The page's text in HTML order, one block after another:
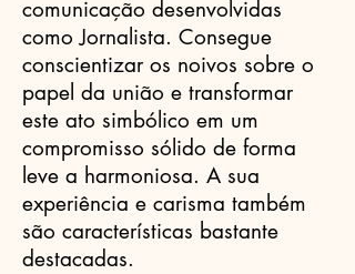
comunicação desenvolvidas
como Jornalista. Consegue
conscientizar os noivos sobre o
papel da união e transformar
este ato simbólico em um
compromisso sólido de forma
leve a harmoniosa. A sua
experiência e carisma também
são características bastante
destacadas.